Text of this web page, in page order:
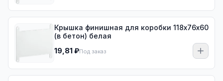
Крышка финишная для коробки 118х76х60
(в бетон) белая
19,81 ₽Под заказ